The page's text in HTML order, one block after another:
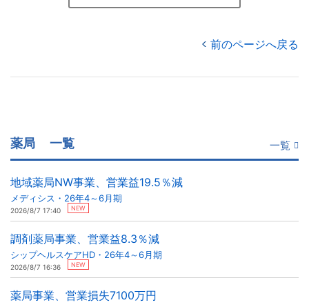
前のページへ戻る
薬局 一覧 一覧
地域薬局NW事業、営業益19.5％減
メディシス・26年4～6月期
2026/8/7 17:40 NEW
調剤薬局事業、営業益8.3％減
シップヘルスケアHD・26年4～6月期
2026/8/7 16:36 NEW
薬局事業、営業損失7100万円